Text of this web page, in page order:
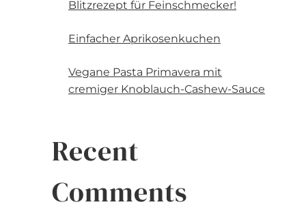
Blitzrezept für Feinschmecker!
Einfacher Aprikosenkuchen
Vegane Pasta Primavera mit
cremiger Knoblauch-Cashew-Sauce
Recent
Comments